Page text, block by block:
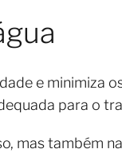
e minimiza
para o
mas também